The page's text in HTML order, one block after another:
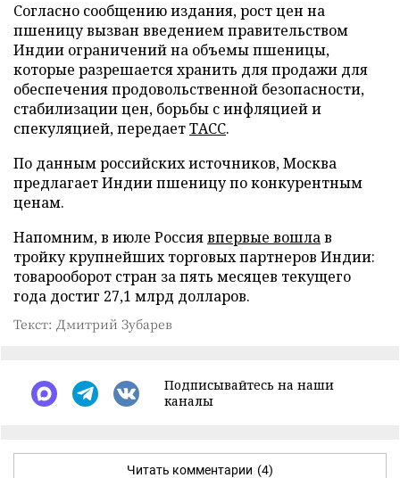
Согласно сообщению издания, рост цен на
пшеницу вызван введением правительством
Индии ограничений на объемы пшеницы,
которые разрешается хранить для продажи для
обеспечения продовольственной безопасности,
стабилизации цен, борьбы с инфляцией и
спекуляцией, передаетТАСС.
По данным российских источников, Москва
предлагает Индии пшеницу по конкурентным
ценам.
Напомним, в июле Россиявпервые вошлав
тройку крупнейших торговых партнеров Индии:
товарооборот стран за пять месяцев текущего
года достиг 27,1 млрд долларов.
Текст: Дмитрий Зубарев
Подписывайтесь на наши
каналы
Читать комментарии (4)